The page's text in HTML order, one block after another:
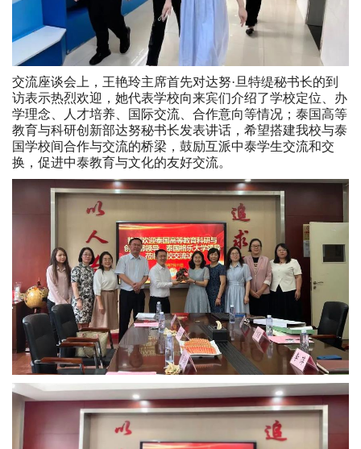
交流座谈会上，王艳玲主席首先对达努·旦特缇秘书长的到
访表示热烈欢迎，她代表学校向来宾们介绍了学校定位、办
学理念、人才培养、国际交流、合作意向等情况；泰国高等
教育与科研创新部达努秘书长发表讲话，希望搭建我校与泰
国学校间合作与交流的桥梁，鼓励互派中泰学生交流和交
换，促进中泰教育与文化的友好交流。